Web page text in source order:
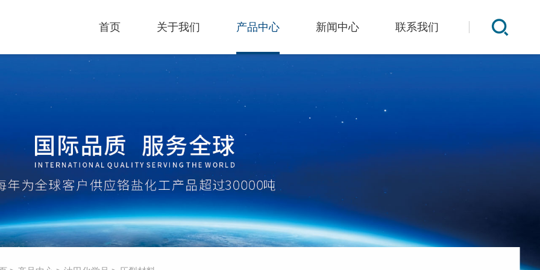
首页 关于我们
企业文化
产品中心
油田化学品
新闻中心 联系我们